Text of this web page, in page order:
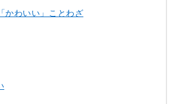
かわいい」ことわざ